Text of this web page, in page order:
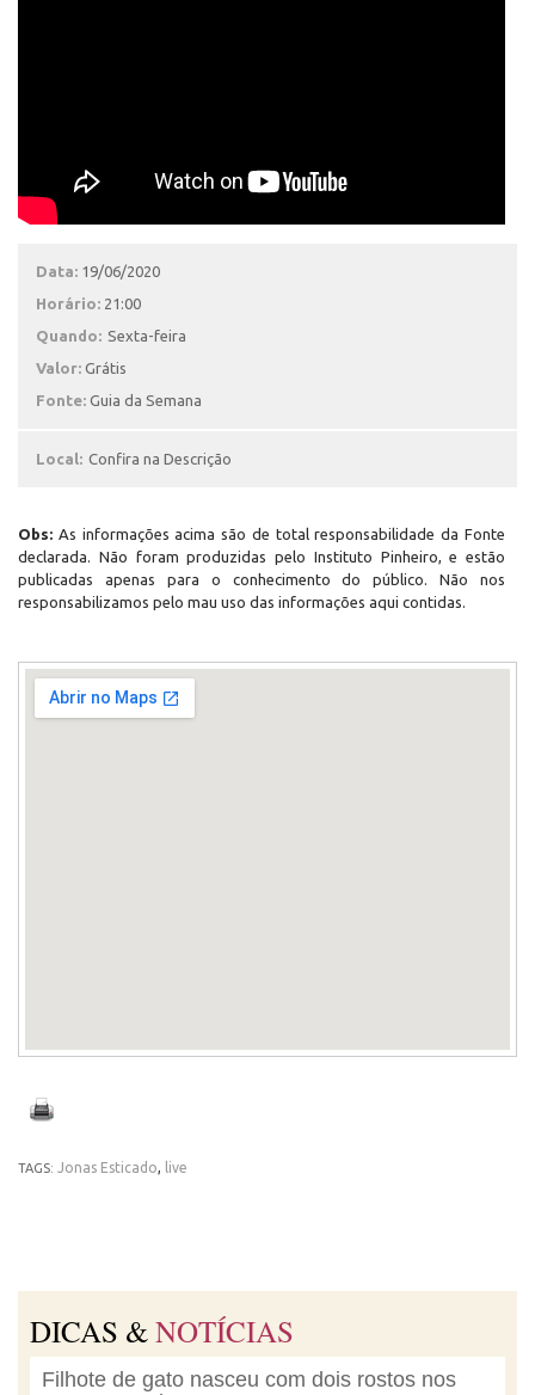
Data: 19/06/2020
Horário: 21:00
Quando: Sexta-feira
Valor: Grátis
Fonte: Guia da Semana
Local: Confira na Descrição
Obs: As informações acima são de total responsabilidade da Fonte
declarada. Não foram produzidas pelo Instituto Pinheiro, e estão
publicadas apenas para o conhecimento do público. Não nos
responsabilizamos pelo mau uso das informações aqui contidas.
TAGS: Jonas Esticado, live
DICAS &NOTÍCIAS
Filhote de gato nasceu com dois rostos nos